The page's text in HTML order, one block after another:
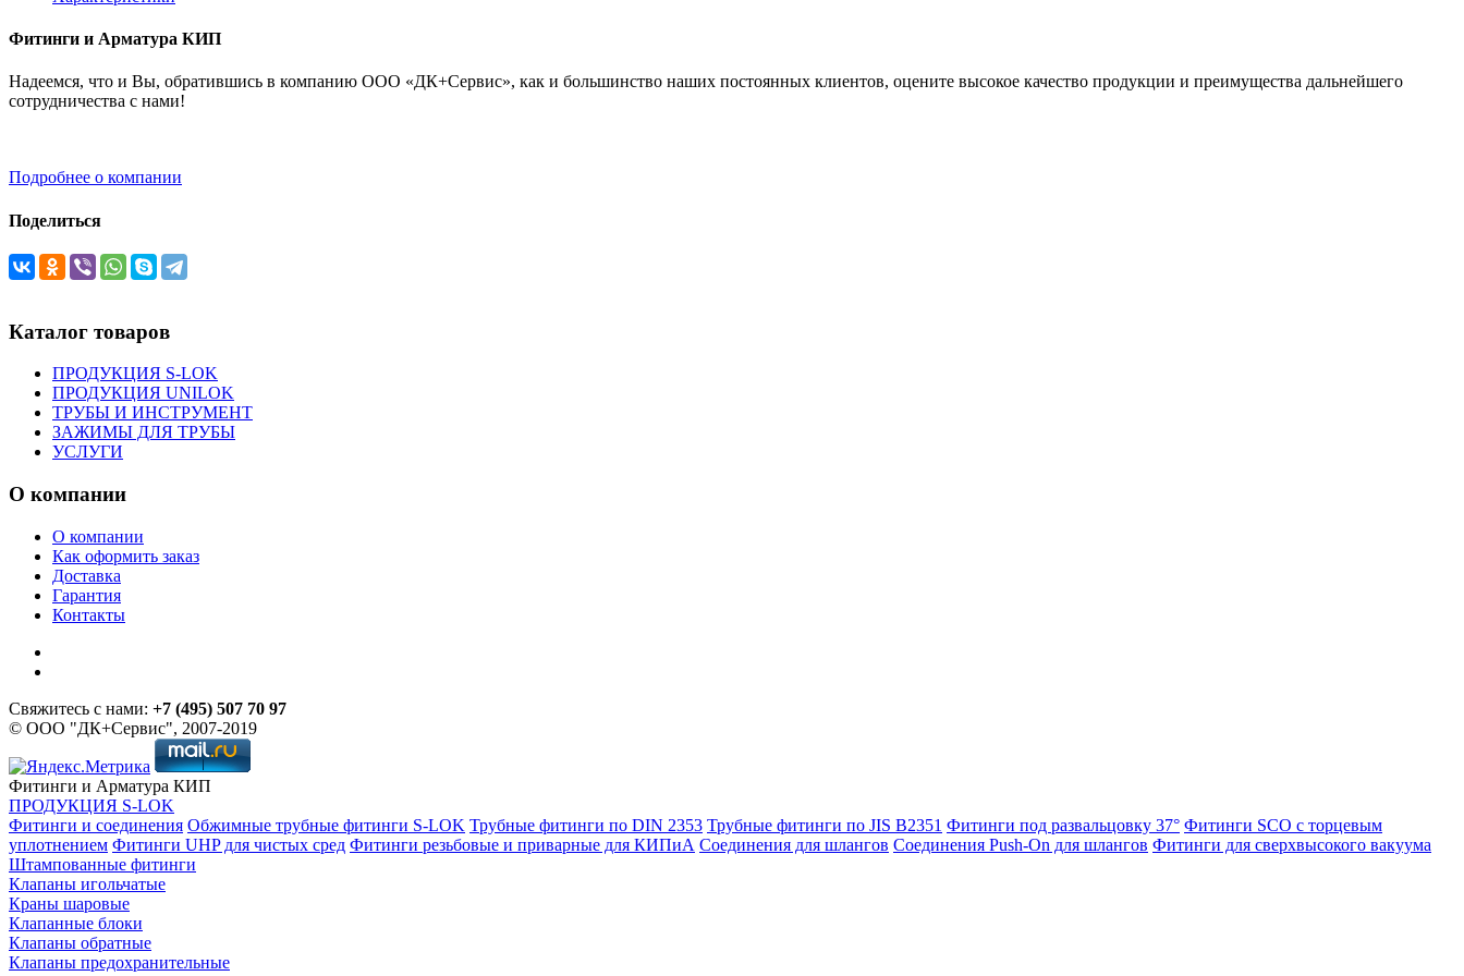
Фитинги и Арматура КИП
Надеемся, что и Вы, обратившись в компанию ООО «ДК+Сервис», как и большинство наших постоянных клиентов, оцените высокое качество продукции и преимущества дальнейшего
сотрудничества с нами!
Подробнее о компании
Поделиться
Каталог товаров
ПРОДУКЦИЯ S-LOK
ПРОДУКЦИЯ UNILOK
ТРУБЫ И ИНСТРУМЕНТ
ЗАЖИМЫ ДЛЯ ТРУБЫ
УСЛУГИ
О компании
О компании
Как оформить заказ
Доставка
Гарантия
Контакты
Свяжитесь с нами: +7 (495) 507 70 97
© ООО "ДК+Сервис", 2007-2019
Фитинги и Арматура КИП
ПРОДУКЦИЯ S-LOK
Фитинги и соединения Обжимные трубные фитинги S-LOK Трубные фитинги по DIN 2353 Трубные фитинги по JIS B2351 Фитинги под развальцовку 37° Фитинги SCO с торцевым
уплотнением Фитинги UHP для чистых сред Фитинги резьбовые и приварные для КИПиА Соединения для шлангов Соединения Push-On для шлангов Фитинги для сверхвысокого вакуума
Штампованные фитинги
Клапаны игольчатые
Краны шаровые
Клапанные блоки
Клапаны обратные
Клапаны предохранительные